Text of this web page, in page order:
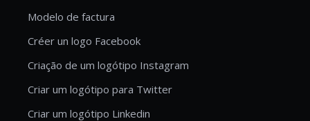
Modelo de factura
Créer un logo Facebook
Criação de um logótipo Instagram
Criar um logótipo para Twitter
Criar um logótipo Linkedin